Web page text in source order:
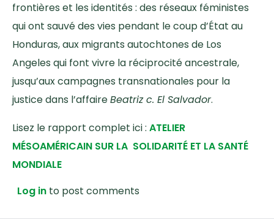
frontières et les identités : des réseaux féministes
qui ont sauvé des vies pendant le coup d’État au
Honduras, aux migrants autochtones de Los
Angeles qui font vivre la réciprocité ancestrale,
jusqu’aux campagnes transnationales pour la
justice dans l’affaireBeatriz c. El Salvador.
Lisez le rapport complet ici : ATELIER
MÉSOAMÉRICAIN SUR LA SOLIDARITÉ ET LA SANTÉ
MONDIALE
Log in to post comments